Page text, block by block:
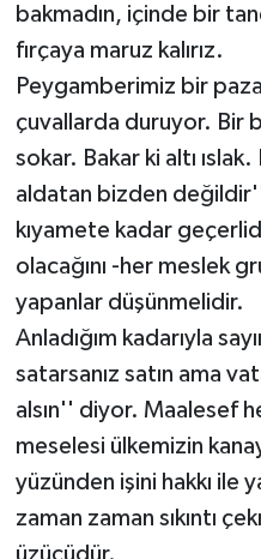
bakmadın, içinde bir
fırçaya maruz kalırız.
Peygamberimiz bir
çuvallarda duruyor. Bir
sokar. Bakar ki altı
aldatan bizden değildir''
kıyamete kadar
olacağını -her meslek
yapanlar düşünmelidir.
Anladığım kadarıyla
satarsanız satın ama
alsın'' diyor. Maalesef
meselesi ülkemizin
yüzünden işini hakkı ile
zaman zaman sıkıntı
üzücüdür.